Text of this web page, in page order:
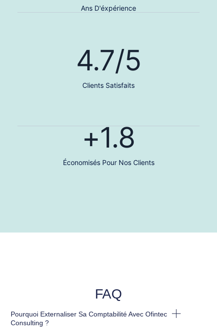
Ans D'éxpérience
Clients Satisfaits
4.7/5
Économisés Pour Nos Clients
+1.8
FAQ
Pourquoi Externaliser Sa Comptabilité Avec Ofintec
Consulting ?